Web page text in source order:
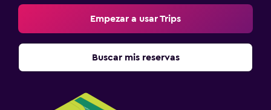
Empezar a usar Trips
Buscar mis reservas